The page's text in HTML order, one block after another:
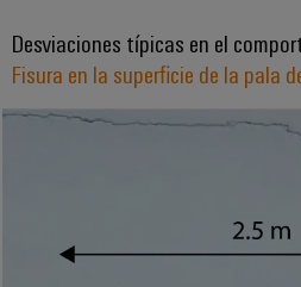
la
energía
solar
para
recursos
Automatización
industrial
Industrial
estado
sólido
medida
Datos
de
ingeniería
Nuestros
partners
Distribución
de
Desviaciones típicas en el
Fisura en la superficie de la pala